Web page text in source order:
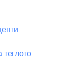
теглото